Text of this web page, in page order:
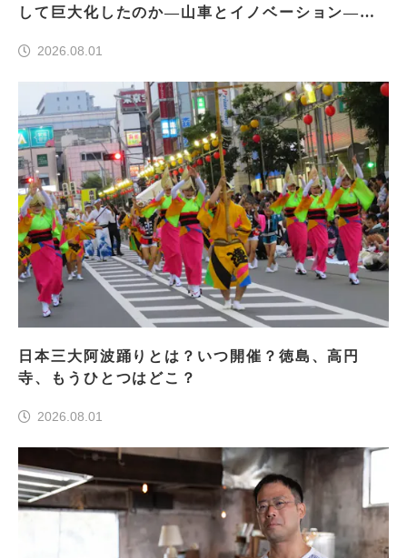
して巨大化したのか―山車とイノベーション―＜
2026.08.01
日本三大阿波踊りとは？いつ開催？徳島、高円
寺、もうひとつはどこ？
2026.08.01